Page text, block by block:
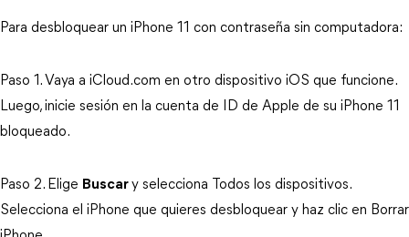
Para desbloquear un iPhone 11 con contraseña sin computadora:
Paso 1. Vaya a iCloud.com en otro dispositivo iOS que funcione.
Luego, inicie sesión en la cuenta de ID de Apple de su iPhone 11
bloqueado.
Paso 2. Elige Buscary selecciona Todos los dispositivos.
Selecciona el iPhone que quieres desbloquear y haz clic en Borrar